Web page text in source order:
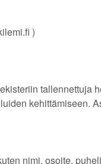
)
kehittämiseen.
nimi, osoite,